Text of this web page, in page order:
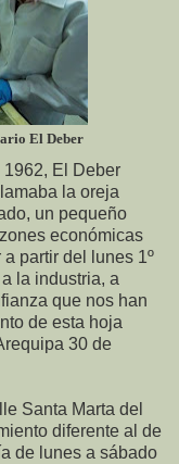
El Deber
1962, El Deber
la oreja
un pequeño
económicas
partir del lunes 1º
la industria, a
que nos han
de esta hoja
30 de
Santa Marta del
diferente al de
de lunes a sábado